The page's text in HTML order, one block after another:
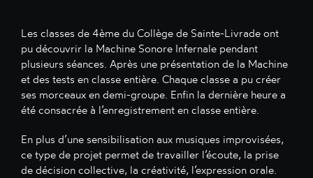
Les classes de 4ème du Collège de Sainte-Livrade ont
pu découvrir la Machine Sonore Infernale pendant
plusieurs séances. Après une présentation de la Machine
et des tests en classe entière. Chaque classe a pu créer
ses morceaux en demi-groupe. Enfin la dernière heure a
été consacrée à l’enregistrement en classe entière.
En plus d’une sensibilisation aux musiques improvisées,
ce type de projet permet de travailler l’écoute, la prise
de décision collective, la créativité, l’expression orale.